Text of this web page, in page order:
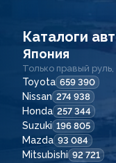
Каталоги
Япония
Только правый
Toyota 659 390
Nissan 274 938
Honda 257 344
Suzuki 196 805
Mazda 93 084
Mitsubishi 92 721